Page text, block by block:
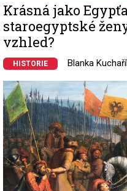
Krásná jako
staroegyptské
vzhled?
HISTORIE Blanka
Image